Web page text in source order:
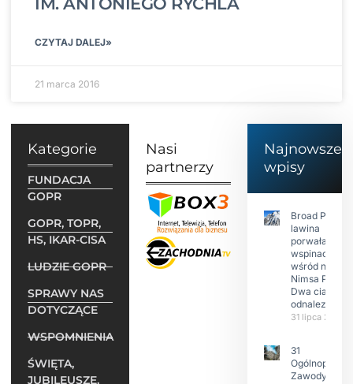
CZYTAJ DALEJ»
21 marca 2016
Kategorie
FUNDACJA
GOPR
GOPR, TOPR,
HS, IKAR-CISA
LUDZIE GOPR
SPRAWY NAS
DOTYCZĄCE
WSPOMNIENIA
ŚWIĘTA,
JUBILEUSZE,
Nasi
partnerzy
Najnowsze
wpisy
Broad Peak:
lawina
porwała 10
wspinaczy,
wśród nich
Nimsa Purję.
Dwa ciała
odnalezione.
31 lipca 2026
31
Ogólnopolskie
Zawody w